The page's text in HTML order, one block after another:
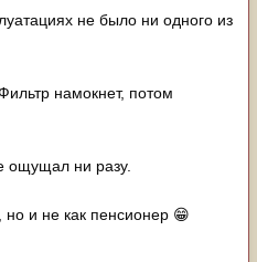
не было ни одного из
намокнет, потом
ощущал ни разу.
и не как пенсионер 😁